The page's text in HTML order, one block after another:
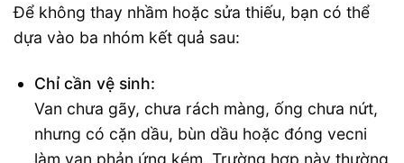
Để không thay nhầm hoặc sửa thiếu, bạn có thể
dựa vào ba nhóm kết quả sau:
Chỉ cần vệ sinh:
Van chưa gãy, chưa rách màng, ống chưa nứt,
nhưng có cặn dầu, bùn dầu hoặc đóng vecni
làm van phản ứng kém. Trường hợp này thường